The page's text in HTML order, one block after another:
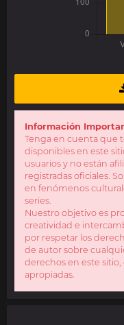
Información
Tenga en cuenta que
disponibles en este
usuarios y no están
registradas oficiales.
en fenómenos
series.
Nuestro objetivo es
creatividad e
por respetar los
de autor sobre
derechos en este
apropiadas.